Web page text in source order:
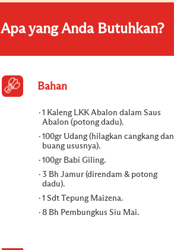
Apa yang Anda Butuhkan?
Bahan
1 Kaleng LKK Abalon dalam Saus
Abalon (potong dadu).
100gr Udang (hilagkan cangkang dan
buang ususnya).
100gr Babi Giling.
3 Bh Jamur (direndam & potong
dadu).
1 Sdt Tepung Maizena.
8 Bh Pembungkus Siu Mai.